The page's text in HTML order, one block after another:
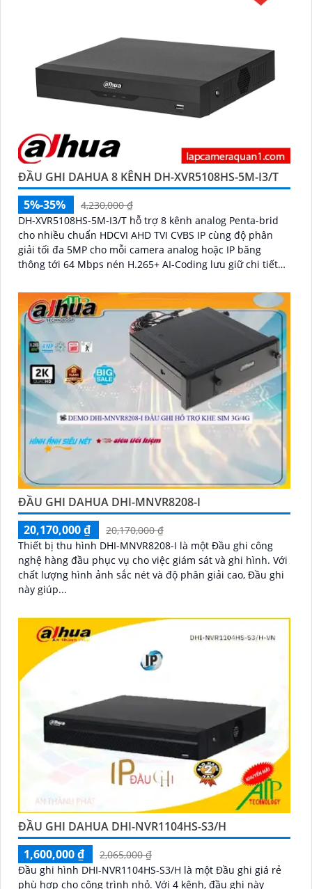
ĐẦU GHI DAHUA 8 KÊNH DH-XVR5108HS-5M-I3/T
5%-35%
4,230,000 ₫
DH-XVR5108HS-5M-I3/T hỗ trợ 8 kênh analog Penta-brid
cho nhiều chuẩn HDCVI AHD TVI CVBS IP cùng độ phân
giải tối đa 5MP cho mỗi camera analog hoặc IP băng
thông tới 64 Mbps nén H.265+ AI-Coding lưu giữ chi tiết
ĐẦU GHI DAHUA DHI-MNVR8208-I
20,170,000 ₫
20,170,000 ₫
Thiết bị thu hình DHI-MNVR8208-I là một Đầu ghi công
nghệ hàng đầu phục vụ cho việc giám sát và ghi hình. Với
chất lượng hình ảnh sắc nét và độ phân giải cao, Đầu ghi
này giúp...
ĐẦU GHI DAHUA DHI-NVR1104HS-S3/H
1,600,000 ₫
2,065,000 ₫
Đầu ghi hình DHI-NVR1104HS-S3/H là một Đầu ghi giá rẻ
phù hợp cho công trình nhỏ. Với 4 kênh, đầu ghi này